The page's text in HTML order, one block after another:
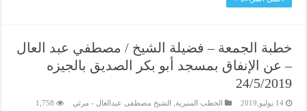
خطبة الجمعة – فضيلة الشيخ / مصطفي عبد العال
– عن الإنفاق بمسجد أبو بكر الصديق بالجيزه
24/5/2019
14 يوليو,2019 الخطب المنبرية الشيخ مصطفى عبدالعال - مرئي 1,758